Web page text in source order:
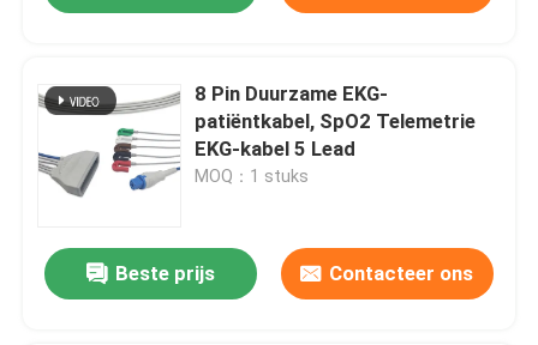
Bijbehorende onderdelen van de EKG-machine
NIBP-Manchet
NIBP-luchtslang
8 Pin Duurzame EKG-
patiëntkabel, SpO2 Telemetrie
EKG-kabel 5 Lead
MOQ：1 stuks
Beste prijs Contacteer ons